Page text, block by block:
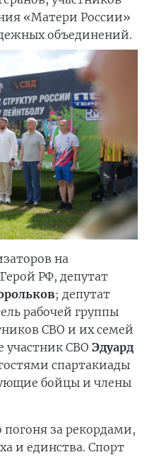
«Матери России»
объединений.
на
РФ, депутат
; депутат
рабочей группы
СВО и их семей
участник СВО Эдуард
спартакиады
бойцы и члены
за рекордами,
и единства. Спорт